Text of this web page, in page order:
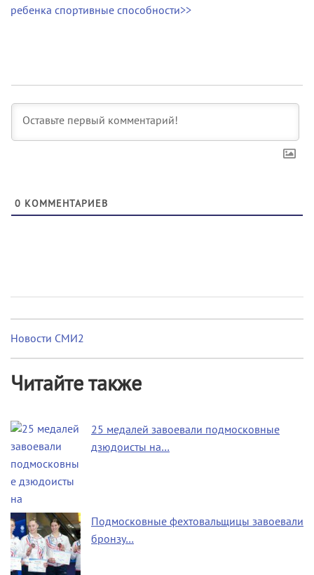
ребенка спортивные способности>>
0 КОММЕНТАРИЕВ
Новости СМИ2
Читайте также
25 медалей завоевали подмосковные
дзюдоисты на…
Подмосковные фехтовальщицы завоевали
бронзу…